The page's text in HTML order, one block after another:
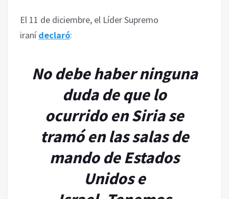
El 11 de diciembre, el Líder Supremo
iranídeclaró:
No debe haber ninguna
duda de que lo
ocurrido en Siria se
tramó en las salas de
mando de Estados
Unidos e